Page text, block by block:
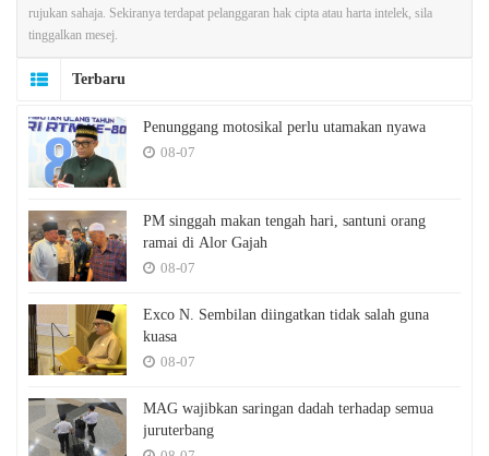
rujukan sahaja. Sekiranya terdapat pelanggaran hak cipta atau harta intelek, sila
tinggalkan mesej.
Terbaru
Penunggang motosikal perlu utamakan nyawa
08-07
PM singgah makan tengah hari, santuni orang
ramai di Alor Gajah
08-07
Exco N. Sembilan diingatkan tidak salah guna
kuasa
08-07
MAG wajibkan saringan dadah terhadap semua
juruterbang